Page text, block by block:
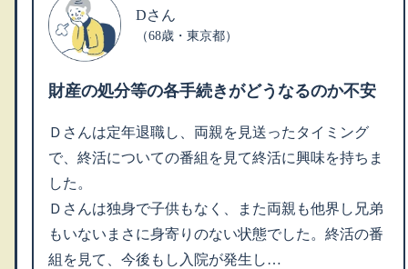
Dさん
（68歳・東京都）
財産の処分等の各手続きがどうなるのか不安
Ｄさんは定年退職し、両親を見送ったタイミング
で、終活についての番組を見て終活に興味を持ちま
した。
Ｄさんは独身で子供もなく、また両親も他界し兄弟
もいないまさに身寄りのない状態でした。終活の番
組を見て、今後もし入院が発生し…